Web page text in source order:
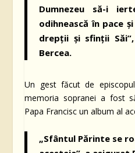
Dumnezeu să-i
odihnească în pace
drepții și sfinții
Bercea.
Un gest făcut de
memoria sopranei a fost
Papa Francisc un album al
„Sfântul Părinte se